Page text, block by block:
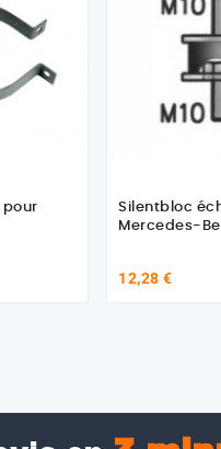
pour
Silentbloc
Mercedes-
12,28 €